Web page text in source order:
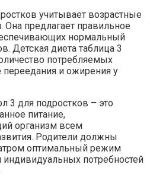
учитывает возрастные
Она предлагает правильное
нормальный
Детская диета таблица 3
потребляемых
и ожирения у
3 для подростков – это
питание,
организм всем
Родители должны
оптимальный режим
потребностей